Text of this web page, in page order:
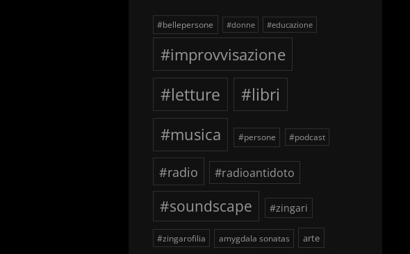
#bellepersone #donne #educazione
#improvvisazione
#letture
#libri
#musica
#persone #podcast
#radio #radioantidoto
#soundscape #zingari
#zingarofilia amygdala sonatas arte